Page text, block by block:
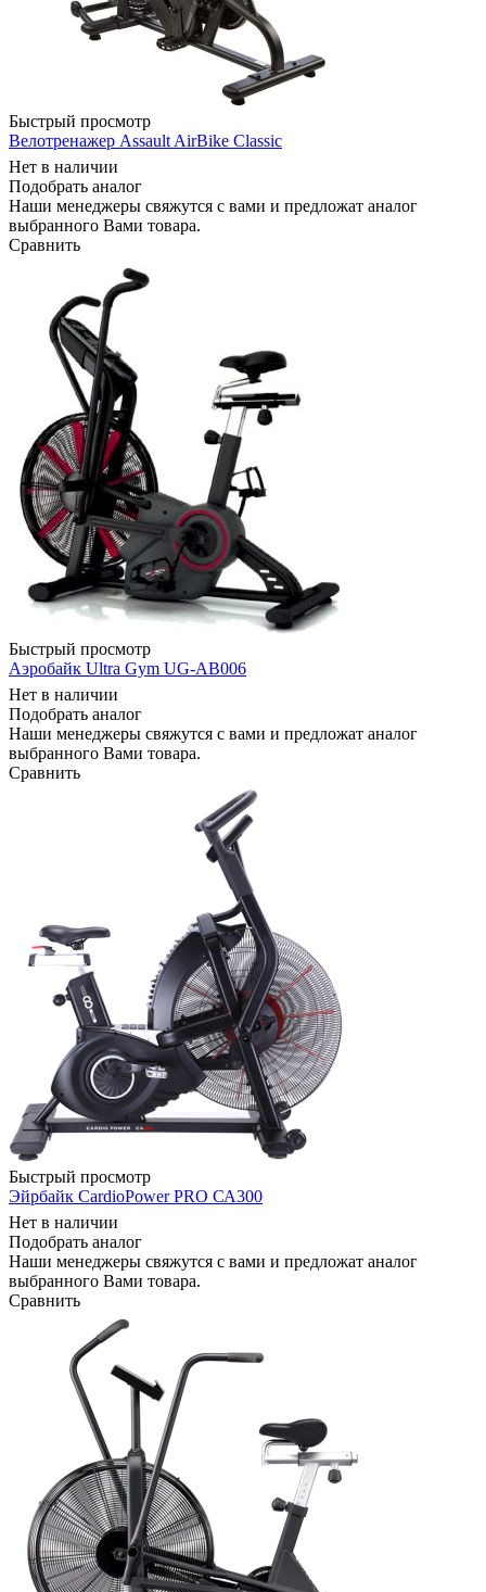
Быстрый просмотр
Велотренажер Assault AirBike Classic
Нет в наличии
Подобрать аналог
Наши менеджеры свяжутся с вами и предложат аналог
выбранного Вами товара.
Сравнить
Быстрый просмотр
Аэробайк Ultra Gym UG-AB006
Нет в наличии
Подобрать аналог
Наши менеджеры свяжутся с вами и предложат аналог
выбранного Вами товара.
Сравнить
Быстрый просмотр
Эйрбайк CardioPower PRO СА300
Нет в наличии
Подобрать аналог
Наши менеджеры свяжутся с вами и предложат аналог
выбранного Вами товара.
Сравнить